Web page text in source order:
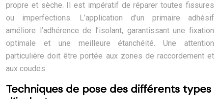
propre et sèche. Il est impératif de réparer toutes fissures
ou imperfections. L’application d’un primaire adhésif
améliore l’adhérence de l’isolant, garantissant une fixation
optimale et une meilleure étanchéité. Une attention
particulière doit être portée aux zones de raccordement et
aux coudes.
Techniques de pose des différents types